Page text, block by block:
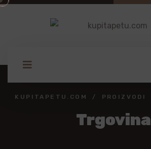
KUPITAPETU.COM PROIZVODI
Trgovina